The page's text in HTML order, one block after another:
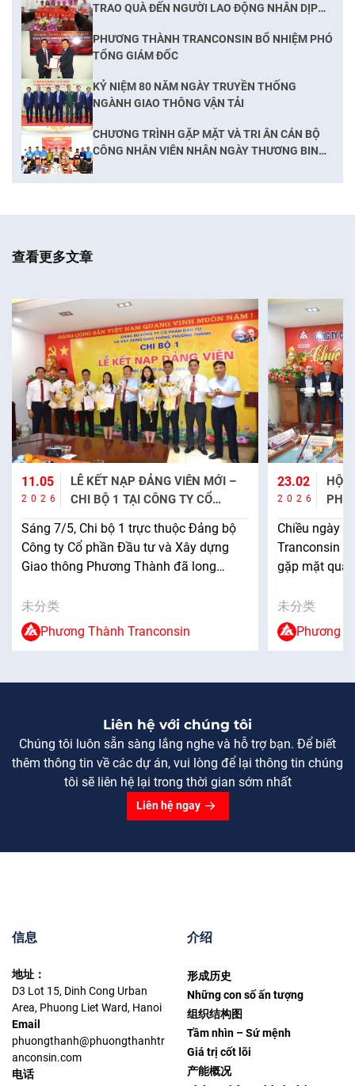
TRAO QUÀ ĐẾN NGƯỜI LAO ĐỘNG NHÂN DỊP
PHƯƠNG THÀNH TRANCONSIN BỔ NHIỆM PHÓ
TỔNG GIÁM ĐỐC
KỶ NIỆM 80 NĂM NGÀY TRUYỀN THỐNG
NGÀNH GIAO THÔNG VẬN TẢI
CHƯƠNG TRÌNH GẶP MẶT VÀ TRI ÂN CÁN BỘ
CÔNG NHÂN VIÊN NHÂN NGÀY THƯƠNG BINH
查看更多文章
LỄ KẾT NẠP ĐẢNG VIÊN MỚI –
CHI BỘ 1 TẠI CÔNG TY CỔ
PHẦN ĐẦU TƯ VÀ XÂY DỰNG
GIAO THÔNG PHƯƠNG THÀNH
7/5, Chi bộ 1 trực thuộc Đảng bộ
ty Cổ phần Đầu tư và Xây dựng
thông Phương Thành đã long
5 quần chúng ưu tú. Danh sách
viên mới gồm các đồng chí: Đỗ
Luận – Phòng Kỹ thuật […]
类
Phương Thành Tranconsin
2026
HỘI NGHỊ
PHƯƠNG
ĐỐI THOẠI
HƯỚNG
SÁCH
Chiều ngày 13/2,
Tranconsin đã tổ
gặp mặt quản lý
hướng cho năm
có đầy đủ các
công ty bao gồm
未分类
Phương Thành
Liên hệ với chúng tôi
Chúng tôi luôn sẵn sàng lắng nghe và hỗ trợ bạn. Để biết
thêm thông tin về các dự án, vui lòng để lại thông tin chúng
tôi sẽ liên hệ lại trong thời gian sớm nhất
Liên hệ ngay
信息
地址：
D3 Lot 15, Dinh Cong Urban
Area, Phuong Liet Ward, Hanoi
Email
phuongthanh@phuongthanhtr
anconsin.com
电话
介绍
形成历史
Những con số ấn tượng
组织结构图
Tầm nhìn – Sứ mệnh
Giá trị cốt lõi
产能概况